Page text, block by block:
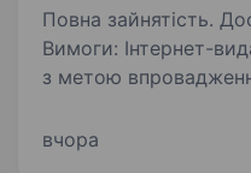
Повна зайнятість.
Вимоги: Інтернет-видання «ВечірнійКиїв»
з метою
цікаву роботу для
вчора